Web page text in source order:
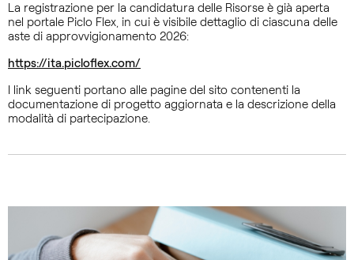
La registrazione per la candidatura delle Risorse è già aperta
nel portale Piclo Flex, in cui è visibile dettaglio di ciascuna delle
aste di approvvigionamento 2026:
https://ita.picloflex.com/
I link seguenti portano alle pagine del sito contenenti la
documentazione di progetto aggiornata e la descrizione della
modalità di partecipazione.